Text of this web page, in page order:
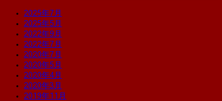
2025年7月
2025年5月
2022年9月
2022年7月
2020年7月
2020年5月
2020年4月
2020年3月
2019年11月